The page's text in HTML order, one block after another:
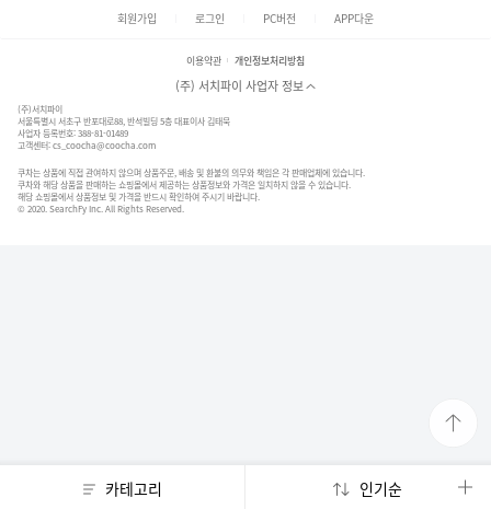
회원가입 로그인 PC버전 APP다운
이용약관 개인정보처리방침
(주) 서치파이 사업자 정보
(주)서치파이
서울특별시 서초구 반포대로88, 반석빌딩 5층 대표이사 김태묵
사업자 등록번호: 388-81-01489
고객센터:cs_coocha@coocha.com
쿠차는 상품에 직접 관여하지 않으며 상품주문, 배송 및 환불의 의무와 책임은 각 판매업체에 있습니다.
쿠차와 해당 상품을 판매하는 쇼핑몰에서 제공하는 상품정보와 가격은 일치하지 않을 수 있습니다.
해당 쇼핑몰에서 상품정보 및 가격을 반드시 확인하여 주시기 바랍니다.
© 2020. SearchFy Inc. All Rights Reserved.
카테고리 인기순